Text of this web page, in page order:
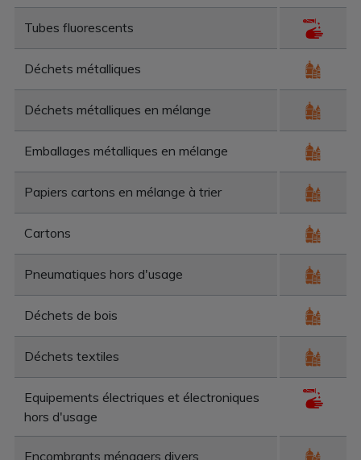
Tubes fluorescents
Déchets métalliques
Déchets métalliques en mélange
Emballages métalliques en mélange
Papiers cartons en mélange à trier
Cartons
Pneumatiques hors d'usage
Déchets de bois
Déchets textiles
Equipements électriques et électroniques
hors d'usage
Encombrants ménagers divers